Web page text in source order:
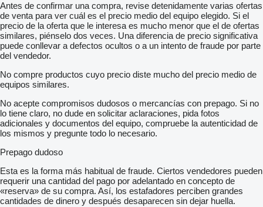
Antes de confirmar una compra, revise detenidamente varias ofertas
de venta para ver cuál es el precio medio del equipo elegido. Si el
precio de la oferta que le interesa es mucho menor que el de ofertas
similares, piénselo dos veces. Una diferencia de precio significativa
puede conllevar a defectos ocultos o a un intento de fraude por parte
del vendedor.
No compre productos cuyo precio diste mucho del precio medio de
equipos similares.
No acepte compromisos dudosos o mercancías con prepago. Si no
lo tiene claro, no dude en solicitar aclaraciones, pida fotos
adicionales y documentos del equipo, compruebe la autenticidad de
los mismos y pregunte todo lo necesario.
Prepago dudoso
Esta es la forma más habitual de fraude. Ciertos vendedores pueden
requerir una cantidad del pago por adelantado en concepto de
«reserva» de su compra. Así, los estafadores perciben grandes
cantidades de dinero y después desaparecen sin dejar huella.